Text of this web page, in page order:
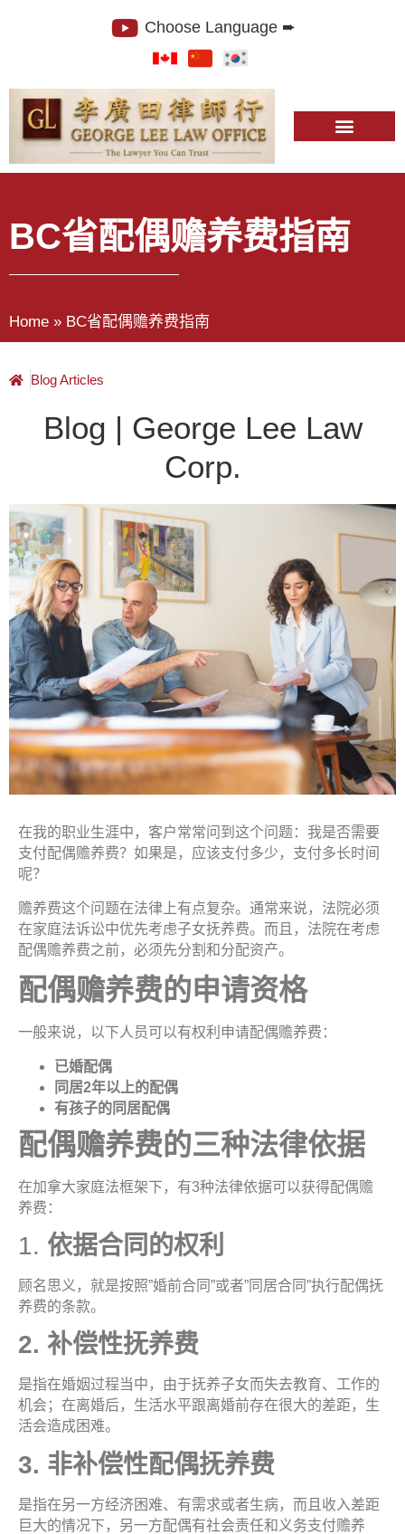
Choose Language ➨
BC省配偶赡养费指南
Home » BC省配偶赡养费指南
Blog Articles
Blog | George Lee Law
Corp.
在我的职业生涯中，客户常常问到这个问题：我是否需要
支付配偶赡养费？如果是，应该支付多少，支付多长时间
呢？
赡养费这个问题在法律上有点复杂。通常来说，法院必须
在家庭法诉讼中优先考虑子女抚养费。而且，法院在考虑
配偶赡养费之前，必须先分割和分配资产。
配偶赡养费的申请资格
一般来说，以下人员可以有权利申请配偶赡养费：
已婚配偶
同居2年以上的配偶
有孩子的同居配偶
配偶赡养费的三种法律依据
在加拿大家庭法框架下，有3种法律依据可以获得配偶赡
养费：
1. 依据合同的权利
顾名思义，就是按照”婚前合同”或者”同居合同”执行配偶抚
养费的条款。
2. 补偿性抚养费
是指在婚姻过程当中，由于抚养子女而失去教育、工作的
机会；在离婚后，生活水平跟离婚前存在很大的差距，生
活会造成困难。
3. 非补偿性配偶抚养费
是指在另一方经济困难、有需求或者生病，而且收入差距
巨大的情况下，另一方配偶有社会责任和义务支付赡养